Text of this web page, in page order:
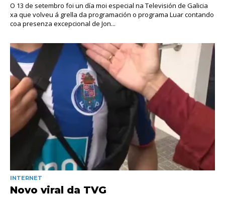
O 13 de setembro foi un día moi especial na Televisión de Galicia
xa que volveu á grella da programación o programa Luar contando
coa presenza excepcional de Jon...
INTERNET
Novo viral da TVG